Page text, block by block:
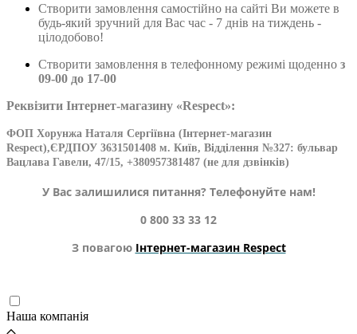
Створити замовлення самостійно на сайті Ви можете в
будь-який зручний для Вас час - 7 днів на тиждень -
цілодобово!
Створити замовлення в телефонному режимі щоденно з
09-00 до 17-00
Реквізити Інтернет-магазину «Respect»:
ФОП Хорунжа Наталя Сергіївна (Інтернет-магазин
Respect),ЄРДПОУ 3631501408 м. Київ, Відділення №327: бульвар
Вацлава Гавели, 47/15, +380957381487 (не для дзвінків)
У Вас залишилися питання? Телефонуйте нам!
0 800 33 33 12
З повагою Інтернет-магазин Respect
Наша компанія